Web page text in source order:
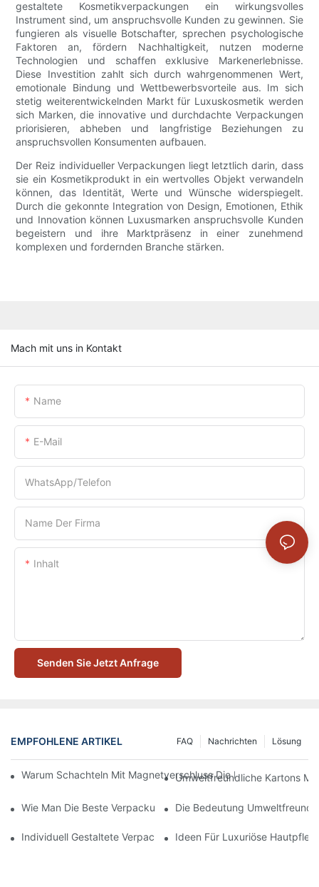
gestaltete Kosmetikverpackungen ein wirkungsvolles
Instrument sind, um anspruchsvolle Kunden zu gewinnen. Sie
fungieren als visuelle Botschafter, sprechen psychologische
Faktoren an, fördern Nachhaltigkeit, nutzen moderne
Technologien und schaffen exklusive Markenerlebnisse.
Diese Investition zahlt sich durch wahrgenommenen Wert,
emotionale Bindung und Wettbewerbsvorteile aus. Im sich
stetig weiterentwickelnden Markt für Luxuskosmetik werden
sich Marken, die innovative und durchdachte Verpackungen
priorisieren, abheben und langfristige Beziehungen zu
anspruchsvollen Konsumenten aufbauen.
Der Reiz individueller Verpackungen liegt letztlich darin, dass
sie ein Kosmetikprodukt in ein wertvolles Objekt verwandeln
können, das Identität, Werte und Wünsche widerspiegelt.
Durch die gekonnte Integration von Design, Emotionen, Ethik
und Innovation können Luxusmarken anspruchsvolle Kunden
begeistern und ihre Marktpräsenz in einer zunehmend
komplexen und fordernden Branche stärken.
Mach mit uns in Kontakt
Name
E-Mail
WhatsApp/Telefon
Name Der Firma
Inhalt
Senden Sie Jetzt Anfrage
EMPFOHLENE ARTIKEL Lösung
Nachrichten
FAQ
Warum Schachteln Mit Magnetverschluss Die Beste Wahl Für
Umweltfreundliche Kartons
Wie Man Die Beste Verpackung Für Hautpflegeprodukte Zum
Die Bedeutung
Individuell Gestaltete Verpackungen Für Hautpflegeprodukte,
Ideen Für Luxuriöse